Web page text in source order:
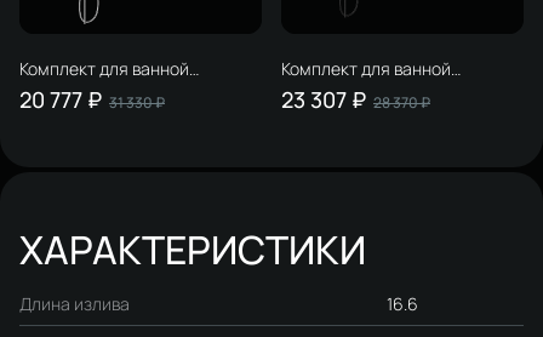
Комплект для ванной
Смеситель STWORKI Лерум
S04020CR, хром + Стойка
20 777 ₽ 31 330 ₽
Комплект для ванной
Смеситель STWORKI
Гриндстед S29010BK, черный
23 307 ₽ 28 370 ₽
ХАРАКТЕРИСТИКИ
Длина излива 16.6